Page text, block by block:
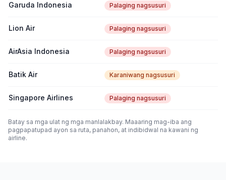
Garuda Indonesia Palaging nagsusuri
Lion Air Palaging nagsusuri
AirAsia Indonesia Palaging nagsusuri
Batik Air Karaniwang nagsusuri
Singapore Airlines Palaging nagsusuri
Batay sa mga ulat ng mga manlalakbay. Maaaring mag-iba ang
pagpapatupad ayon sa ruta, panahon, at indibidwal na kawani ng
airline.